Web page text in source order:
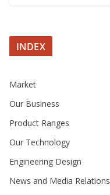
INDEX
Market
Our Business
Product Ranges
Our Technology
Engineering Design
News and Media Relations